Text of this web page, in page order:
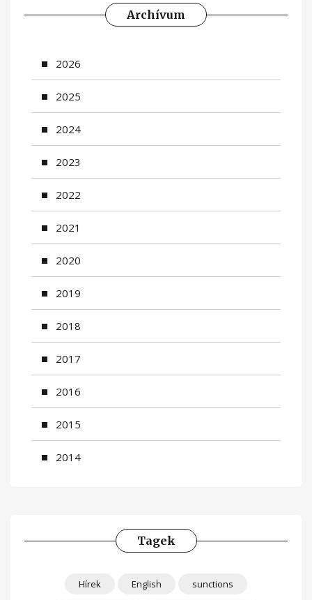
Archívum
2026
2025
2024
2023
2022
2021
2020
2019
2018
2017
2016
2015
2014
Tagek
Hírek English sunctions